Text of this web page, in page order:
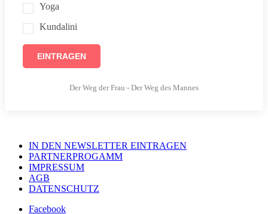
Yoga
Kundalini
EINTRAGEN
Der Weg der Frau - Der Weg des Mannes
IN DEN NEWSLETTER EINTRAGEN
PARTNERPROGAMM
IMPRESSUM
AGB
DATENSCHUTZ
Facebook